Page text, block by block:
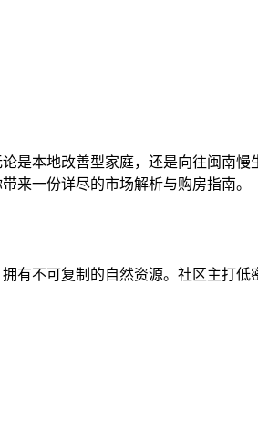
是本地改善型家庭，还是向往闽南慢
来一份详尽的市场解析与购房指南。
有不可复制的自然资源。社区主打低